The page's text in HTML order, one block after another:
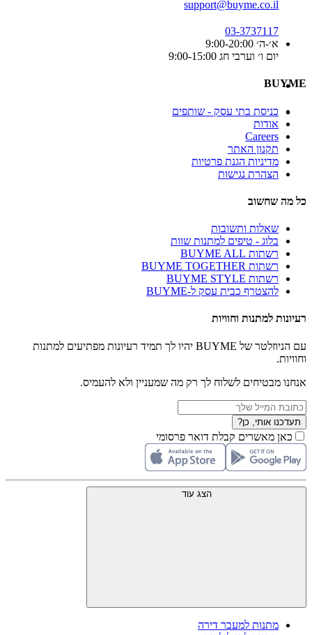
support@buyme.co.il
03-3737117
א׳-ה׳ 9:00-20:00
יום ו׳ וערבי חג 9:00-15:00
BUYME
כניסת בתי עסק - שותפים
אודות
Careers
תקנון האתר
מדיניות הגנת פרטיות
הצהרת נגישות
כל מה שחשוב
שאלות ותשובות
בלוג - טיפים למתנות שוות
רשתות BUYME ALL
רשתות BUYME TOGETHER
רשתות BUYME STYLE
להצטרף כבית עסק ל-BUYME
רעיונות למתנות וחוויות
עם הניוזלטר של BUYME יהיו לך תמיד רעיונות מפתיעים למתנות
וחוויות.
אנחנו מבטיחים לשלוח לך רק מה שמעניין ולא להעמיס.
תעדכנו אותי, כן?
כאן מאשרים קבלת דואר פרסומי
הצג עוד
מתנות למעבר דירה